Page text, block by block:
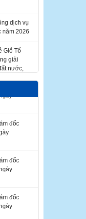
dịch vụ
năm 2026
Giỗ Tổ
giải
nước,
đốc